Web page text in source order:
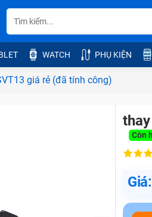
WATCH PHỤ KIỆN
giá rẻ (đã tính công)
Còn